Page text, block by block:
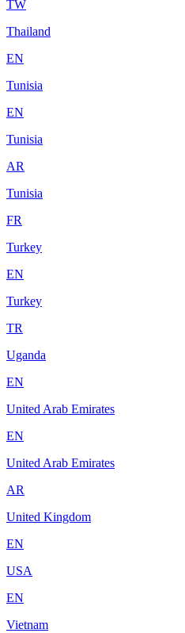
TW
Thailand
EN
Tunisia
EN
Tunisia
AR
Tunisia
FR
Turkey
EN
Turkey
TR
Uganda
EN
United Arab Emirates
EN
United Arab Emirates
AR
United Kingdom
EN
USA
EN
Vietnam